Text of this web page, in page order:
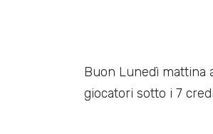
Buon Lunedì mattina
giocatori sotto i 7